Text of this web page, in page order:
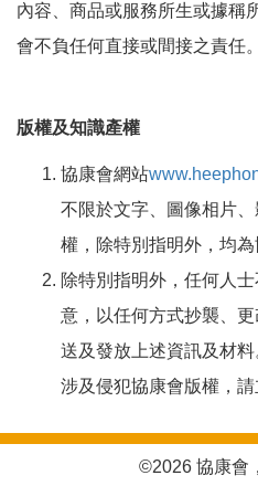
內容、商品或服務所生或據稱
會不負任何直接或間接之責任。
版權及知識產權
協康會網站
不限於文字、圖像相片
權，除特別指明外，均為
除特別指明外，任何人
意，以任何方式抄襲、
送及發放上述資訊及材
涉及侵犯協康會版權，請
©2026 協康會